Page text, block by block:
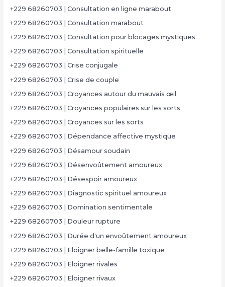
+229 68260703 | Consultation en ligne marabout
+229 68260703 | Consultation marabout
+229 68260703 | Consultation pour blocages mystiques
+229 68260703 | Consultation spirituelle
+229 68260703 | Crise conjugale
+229 68260703 | Crise de couple
+229 68260703 | Croyances autour du mauvais œil
+229 68260703 | Croyances populaires sur les sorts
+229 68260703 | Croyances sur les sorts
+229 68260703 | Dépendance affective mystique
+229 68260703 | Désamour soudain
+229 68260703 | Désenvoûtement amoureux
+229 68260703 | Désespoir amoureux
+229 68260703 | Diagnostic spirituel amoureux
+229 68260703 | Domination sentimentale
+229 68260703 | Douleur rupture
+229 68260703 | Durée d'un envoûtement amoureux
+229 68260703 | Eloigner belle-famille toxique
+229 68260703 | Eloigner rivales
+229 68260703 | Eloigner rivaux